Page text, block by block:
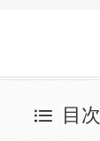
目次